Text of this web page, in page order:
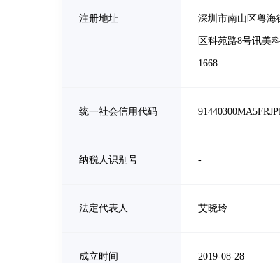
注册地址 深圳市南山区粤海
区科苑路8号讯美
1668
统一社会信用代码
纳税人识别号 -
法定代表人 艾晓玲
成立时间 2019-08-28